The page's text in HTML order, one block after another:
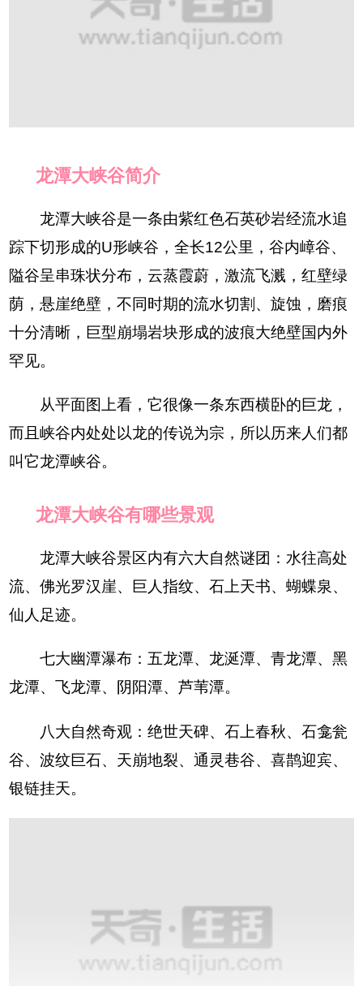
龙潭大峡谷简介
龙潭大峡谷是一条由紫红色石英砂岩经流水追
踪下切形成的U形峡谷，全长12公里，谷内嶂谷、
隘谷呈串珠状分布，云蒸霞蔚，激流飞溅，红壁绿
荫，悬崖绝壁，不同时期的流水切割、旋蚀，磨痕
十分清晰，巨型崩塌岩块形成的波痕大绝壁国内外
罕见。
从平面图上看，它很像一条东西横卧的巨龙，
而且峡谷内处处以龙的传说为宗，所以历来人们都
叫它龙潭峡谷。
龙潭大峡谷有哪些景观
龙潭大峡谷景区内有六大自然谜团：水往高处
流、佛光罗汉崖、巨人指纹、石上天书、蝴蝶泉、
仙人足迹。
七大幽潭瀑布：五龙潭、龙涎潭、青龙潭、黑
龙潭、飞龙潭、阴阳潭、芦苇潭。
八大自然奇观：绝世天碑、石上春秋、石龛瓮
谷、波纹巨石、天崩地裂、通灵巷谷、喜鹊迎宾、
银链挂天。